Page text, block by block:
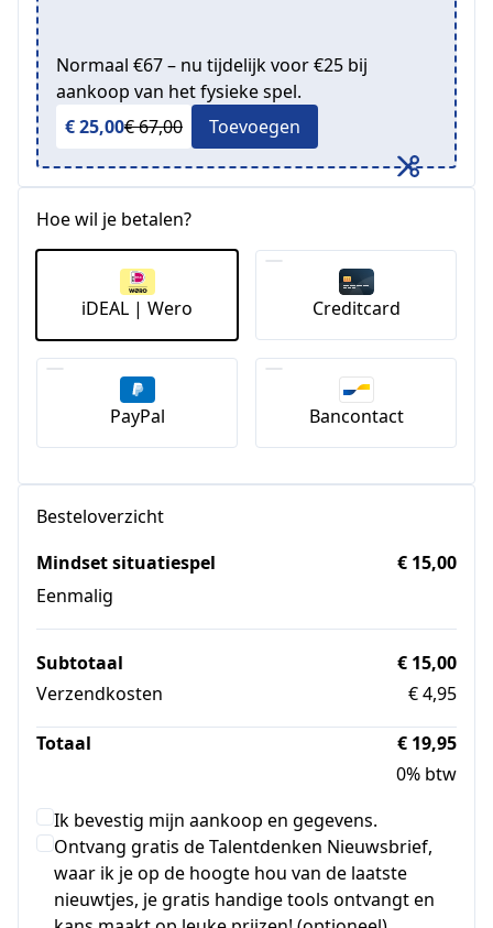
Normaal €67 – nu tijdelijk voor €25 bij
aankoop van het fysieke spel.
€ 25,00€ 67,00 Toevoegen
Hoe wil je betalen?
iDEAL | Wero Creditcard
PayPal Bancontact
Besteloverzicht
Mindset situatiespel
Eenmalig
€ 15,00
Subtotaal
€ 15,00
Verzendkosten
€ 4,95
Totaal
€ 19,95
0% btw
Ik bevestig mijn aankoop en gegevens.
Ontvang gratis de Talentdenken Nieuwsbrief,
waar ik je op de hoogte hou van de laatste
nieuwtjes, je gratis handige tools ontvangt en